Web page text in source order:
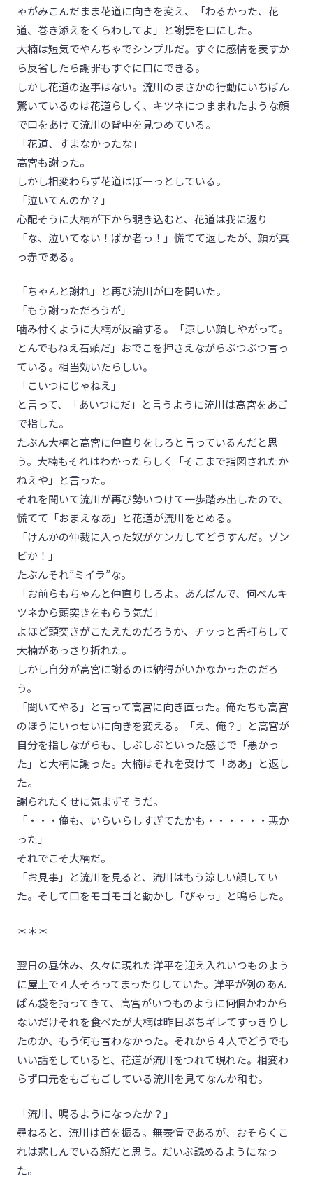
ゃがみこんだまま花道に向きを変え、「わるかった、花
道、巻き添えをくらわしてよ」と謝罪を口にした。
大楠は短気でやんちゃでシンプルだ。すぐに感情を表すか
ら反省したら謝罪もすぐに口にできる。
しかし花道の返事はない。流川のまさかの行動にいちばん
驚いているのは花道らしく、キツネにつままれたような顔
で口をあけて流川の背中を見つめている。
「花道、すまなかったな」
高宮も謝った。
しかし相変わらず花道はぼーっとしている。
「泣いてんのか？」
心配そうに大楠が下から覗き込むと、花道は我に返り
「な、泣いてない！ばか者っ！」慌てて返したが、顔が真
っ赤である。
「ちゃんと謝れ」と再び流川が口を開いた。
「もう謝っただろうが」
噛み付くように大楠が反論する。「涼しい顔しやがって。
とんでもねえ石頭だ」おでこを押さえながらぶつぶつ言っ
ている。相当効いたらしい。
「こいつにじゃねえ」
と言って、「あいつにだ」と言うように流川は高宮をあご
で指した。
たぶん大楠と高宮に仲直りをしろと言っているんだと思
う。大楠もそれはわかったらしく「そこまで指図されたか
ねえや」と言った。
それを聞いて流川が再び勢いつけて一歩踏み出したので、
慌てて「おまえなあ」と花道が流川をとめる。
「けんかの仲裁に入った奴がケンカしてどうすんだ。ゾン
ビか！」
たぶんそれ”ミイラ”な。
「お前らもちゃんと仲直りしろよ。あんぱんで、何べんキ
ツネから頭突きをもらう気だ」
よほど頭突きがこたえたのだろうか、チッっと舌打ちして
大楠があっさり折れた。
しかし自分が高宮に謝るのは納得がいかなかったのだろ
う。
「聞いてやる」と言って高宮に向き直った。俺たちも高宮
のほうにいっせいに向きを変える。「え、俺？」と高宮が
自分を指しながらも、しぶしぶといった感じで「悪かっ
た」と大楠に謝った。大楠はそれを受けて「ああ」と返し
た。
謝られたくせに気まずそうだ。
「・・・俺も、いらいらしすぎてたかも・・・・・・悪か
った」
それでこそ大楠だ。
「お見事」と流川を見ると、流川はもう涼しい顔してい
た。そして口をモゴモゴと動かし「ぴゃっ」と鳴らした。
＊＊＊
翌日の昼休み、久々に現れた洋平を迎え入れいつものよう
に屋上で４人そろってまったりしていた。洋平が例のあん
ぱん袋を持ってきて、高宮がいつものように何個かわから
ないだけそれを食べたが大楠は昨日ぶちギレてすっきりし
たのか、もう何も言わなかった。それから４人でどうでも
いい話をしていると、花道が流川をつれて現れた。相変わ
らず口元をもごもごしている流川を見てなんか和む。
「流川、鳴るようになったか？」
尋ねると、流川は首を振る。無表情であるが、おそらくこ
れは悲しんでいる顔だと思う。だいぶ読めるようになっ
た。